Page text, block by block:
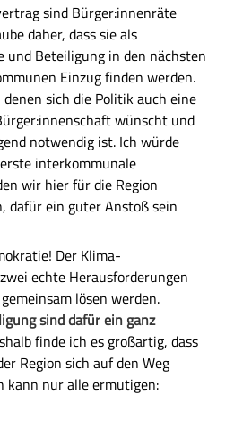
sind Bürger:innenräte
daher, dass sie als
und Beteiligung in den nächsten
Einzug finden werden.
denen sich die Politik auch eine
wünscht und
notwendig ist. Ich würde
interkommunale
wir hier für die Region
dafür ein guter Anstoß sein
Der Klima-
echte Herausforderungen
lösen werden.
sind dafür ein ganz
finde ich es großartig, dass
Region sich auf den Weg
kann nur alle ermutigen: